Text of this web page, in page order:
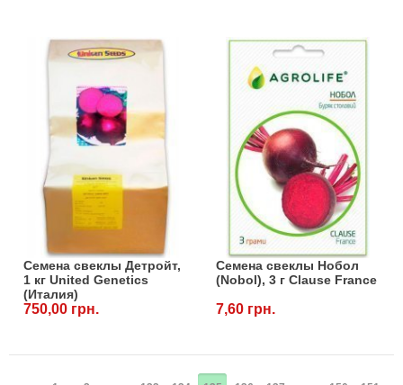
Семена свеклы Детройт,
1 кг United Genetics
(Италия)
750,00 грн.
Семена свеклы Нобол
(Nobol), 3 г Clause France
7,60 грн.